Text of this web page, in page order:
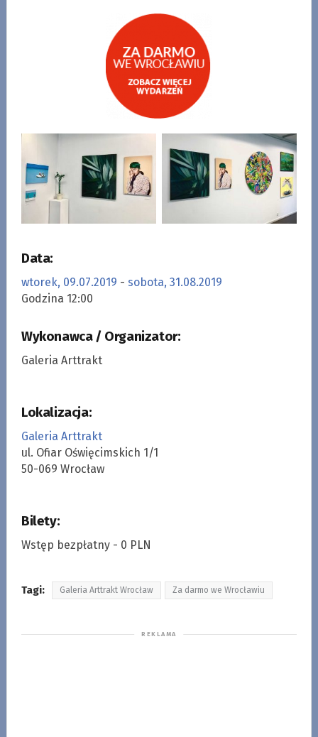
Data:
wtorek, 09.07.2019 - sobota, 31.08.2019
Godzina 12:00
Wykonawca / Organizator:
Galeria Arttrakt
Lokalizacja:
Galeria Arttrakt
ul. Ofiar Oświęcimskich 1/1
50-069 Wrocław
Bilety:
Wstęp bezpłatny - 0 PLN
Tagi: Galeria Arttrakt Wrocław Za darmo we Wrocławiu